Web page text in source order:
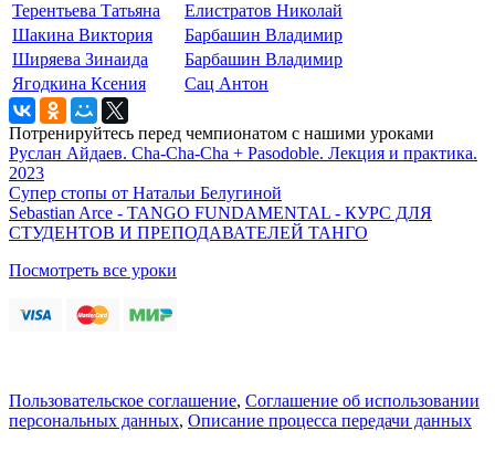
Терентьева Татьяна
Елистратов Николай
Шакина Виктория
Барбашин Владимир
Ширяева Зинаида
Барбашин Владимир
Ягодкина Ксения
Сац Антон
Потренируйтесь перед чемпионатом с нашими уроками
Руслан Айдаев. Cha-Cha-Cha + Pasodoble. Лекция и практика.
2023
Супер стопы от Натальи Белугиной
Sebastian Arce - TANGO FUNDAMENTAL - КУРС ДЛЯ
СТУДЕНТОВ И ПРЕПОДАВАТЕЛЕЙ ТАНГО
Посмотреть все уроки
Пользовательское соглашение, Соглашение об использовании
персональных данных, Описание процесса передачи данных